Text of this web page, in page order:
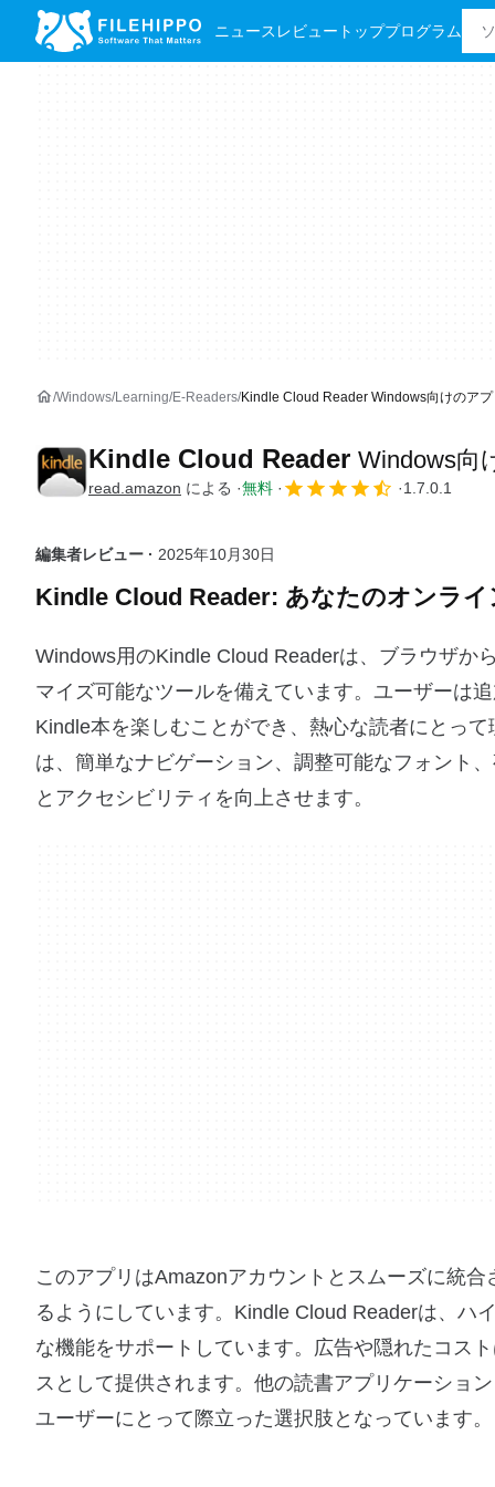
ニュース レビュー トッププログラム
Windows Learning E-Readers Kindle Cloud Reader Windows向けのアプ
Kindle Cloud Reader Windows向
read.amazon による 無料 1.7.0.1
編集者レビュー · 2025年10月30日
Kindle Cloud Reader: あなたのオンライ
Windows用のKindle Cloud Readerは、ブラウザか
マイズ可能なツールを備えています。ユーザーは
Kindle本を楽しむことができ、熱心な読者にとっ
は、簡単なナビゲーション、調整可能なフォント
とアクセシビリティを向上させます。
このアプリはAmazonアカウントとスムーズに統
るようにしています。Kindle Cloud Readerは、ハ
な機能をサポートしています。広告や隠れたコス
スとして提供されます。他の読書アプリケーショ
ユーザーにとって際立った選択肢となっています。